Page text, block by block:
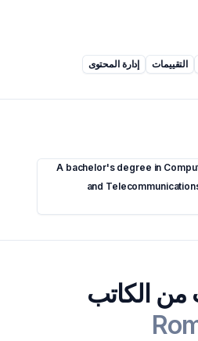
التقييمات إدارة المحتوى
A bachelor's degree in Computer Systems Networking
and
من الكاتب